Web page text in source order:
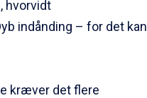
hvorvidt
indånding – for det kan
kræver det flere